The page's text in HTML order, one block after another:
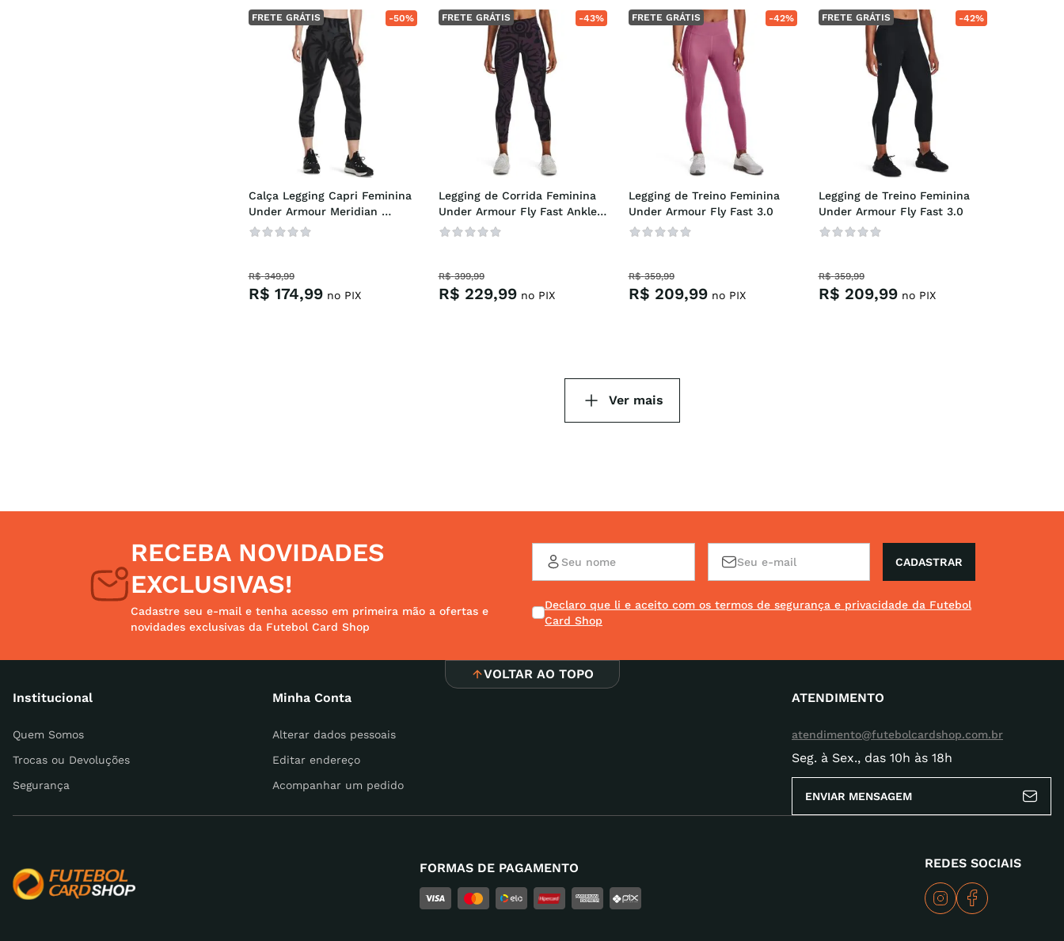
-50%
FRETE GRÁTIS
Calça Legging Capri Feminina
Under Armour Meridian
Printed Crop
R$ 349,99
R$ 174,99no PIX
-43%
FRETE GRÁTIS
Legging de Corrida Feminina
Under Armour Fly Fast Ankle
Tight
R$ 399,99
R$ 229,99no PIX
-42%
FRETE GRÁTIS
Legging de Treino Feminina
Under Armour Fly Fast 3.0
R$ 359,99
R$ 209,99no PIX
-42%
FRETE GRÁTIS
Legging de Treino Feminina
Under Armour Fly Fast 3.0
R$ 359,99
R$ 209,99no PIX
RECEBA NOVIDADES
EXCLUSIVAS!
Cadastre seu e-mail e tenha acesso em primeira mão a ofertas e
novidades exclusivas da Futebol Card Shop
CADASTRAR
Declaro que li e aceito com os termos de segurança e privacidade da Futebol
Card Shop
VOLTAR AO TOPO
Institucional
Quem Somos
Trocas ou Devoluções
Segurança
Minha Conta
Alterar dados pessoais
Editar endereço
Acompanhar um pedido
ATENDIMENTO
atendimento@futebolcardshop.com.br
Seg. à Sex., das 10h às 18h
ENVIAR MENSAGEM
FORMAS DE PAGAMENTO REDES SOCIAIS